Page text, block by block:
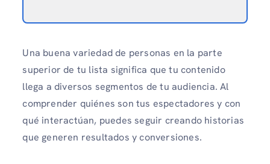
Una buena variedad de personas en la parte
superior de tu lista significa que tu contenido
llega a diversos segmentos de tu audiencia. Al
comprender quiénes son tus espectadores y con
qué interactúan, puedes seguir creando historias
que generen resultados y conversiones.